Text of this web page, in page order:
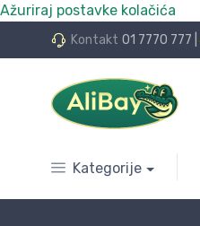
Ažuriraj postavke kolačića
Kontakt 01 7770 777
24 rate bez kamata
Kategorije